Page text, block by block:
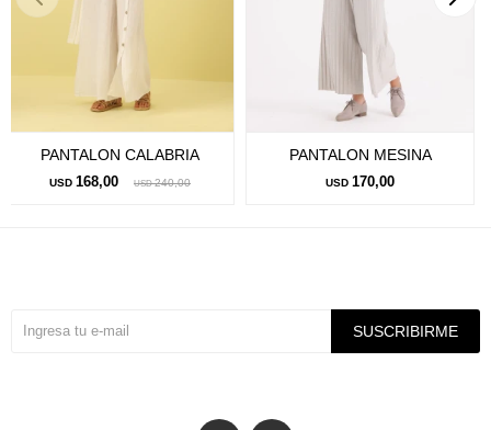
PANTALON CALABRIA
USD 168,00 USD 240,00
PANTALON MESINA
USD 170,00
SUSCRIBIRME